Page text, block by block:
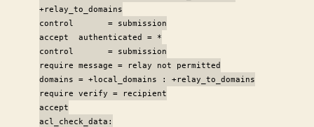
+relay_to_domains
control = submission
accept authenticated = *
control = submission
require message = relay not permitted
domains = +local_domains : +relay_to_domains
require verify = recipient
accept
acl_check_data: